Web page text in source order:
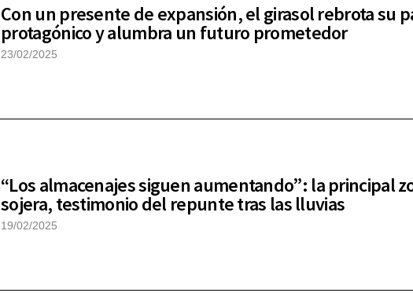
Con un presente de expansión, el girasol rebrota su
protagónico y alumbra un futuro prometedor
23/02/2025
“Los almacenajes siguen aumentando”: la principal
sojera, testimonio del repunte tras las lluvias
19/02/2025